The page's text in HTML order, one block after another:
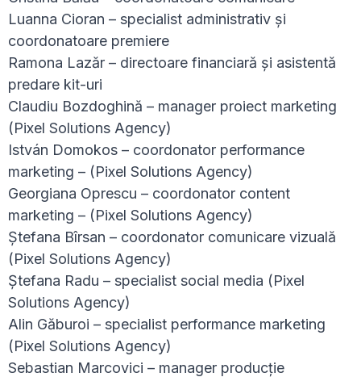
Luanna Cioran – specialist administrativ și
coordonatoare premiere
Ramona Lazăr – directoare financiară și asistentă
predare kit-uri
Claudiu Bozdoghină – manager proiect marketing
(Pixel Solutions Agency)
István Domokos – coordonator performance
marketing – (Pixel Solutions Agency)
Georgiana Oprescu – coordonator content
marketing – (Pixel Solutions Agency)
Ștefana Bîrsan – coordonator comunicare vizuală
(Pixel Solutions Agency)
Ștefana Radu – specialist social media (Pixel
Solutions Agency)
Alin Găburoi – specialist performance marketing
(Pixel Solutions Agency)
Sebastian Marcovici – manager producție